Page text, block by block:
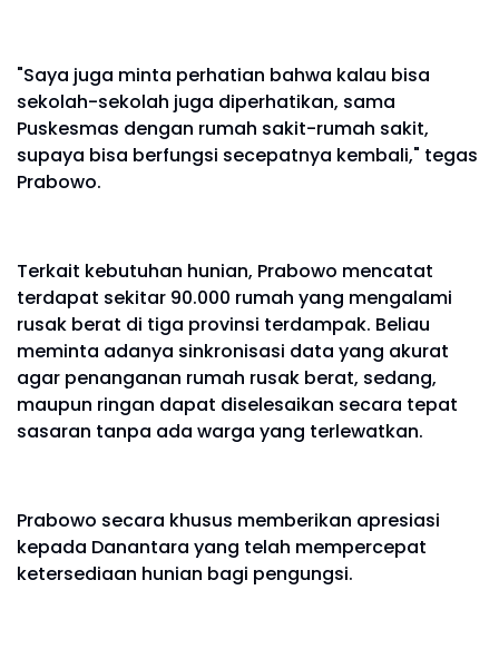
"Saya juga minta perhatian bahwa kalau bisa
sekolah-sekolah juga diperhatikan, sama
Puskesmas dengan rumah sakit-rumah sakit,
supaya bisa berfungsi secepatnya kembali," tegas
Prabowo.
Terkait kebutuhan hunian, Prabowo mencatat
terdapat sekitar 90.000 rumah yang mengalami
rusak berat di tiga provinsi terdampak. Beliau
meminta adanya sinkronisasi data yang akurat
agar penanganan rumah rusak berat, sedang,
maupun ringan dapat diselesaikan secara tepat
sasaran tanpa ada warga yang terlewatkan.
Prabowo secara khusus memberikan apresiasi
kepada Danantara yang telah mempercepat
ketersediaan hunian bagi pengungsi.